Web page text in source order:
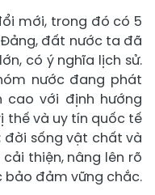
mới, trong đó có 5
đất nước ta đã
có ý nghĩa lịch sử.
nước đang phát
cao với định hướng
thế và uy tín quốc tế
sống vật chất và
thiện, nâng lên rõ
bảo đảm vững chắc.